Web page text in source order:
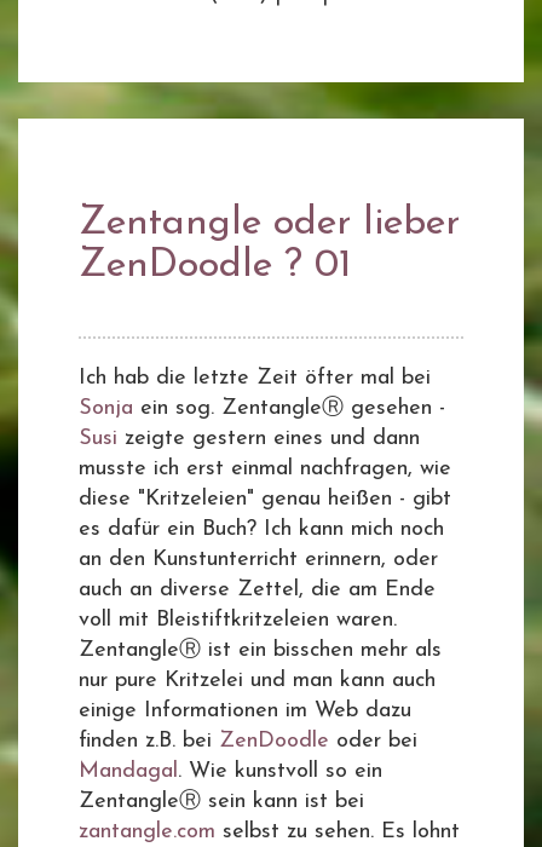
Zentangle oder lieber
ZenDoodle ? 01
Ich hab die letzte Zeit öfter mal bei
Sonja ein sog. ZentangleⓇ gesehen -
Susi zeigte gestern eines und dann
musste ich erst einmal nachfragen, wie
diese "Kritzeleien" genau heißen - gibt
es dafür ein Buch? Ich kann mich noch
an den Kunstunterricht erinnern, oder
auch an diverse Zettel, die am Ende
voll mit Bleistiftkritzeleien waren.
ZentangleⓇ ist ein bisschen mehr als
nur pure Kritzelei und man kann auch
einige Informationen im Web dazu
finden z.B. bei ZenDoodle oder bei
Mandagal. Wie kunstvoll so ein
ZentangleⓇ sein kann ist bei
zantangle.com selbst zu sehen. Es lohnt